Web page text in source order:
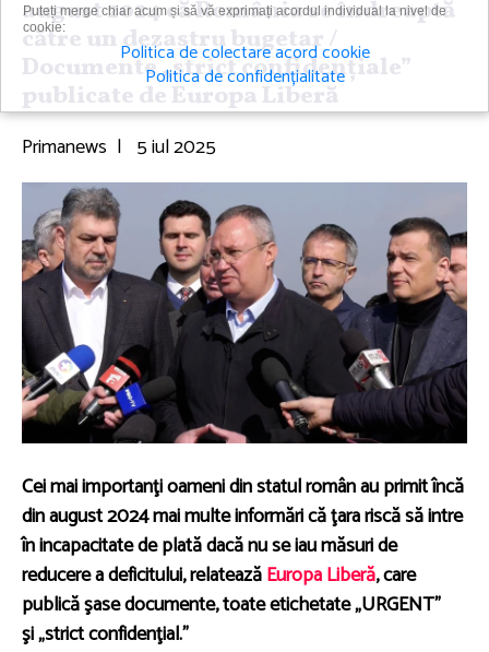
august 2024 că România se îndreaptă
către un dezastru bugetar /
Documente „strict confidenţiale”
publicate de Europa Liberă
Primanews | 5 iul 2025
Cei mai importanţi oameni din statul românau primit încă
din august 2024 mai multe informărică ţara riscă să intre
în incapacitate de plată dacă nu se iau măsuri de
reducere a deficitului, relateazăEuropa Liberă, care
publică şase documente, toate etichetate„URGENT”
şi„strict confidenţial.”
Puteți merge chiar acum și să vă exprimați acordul individual la nivel de
cookie:
Politica de colectare acord cookie
Politica de confidențialitate